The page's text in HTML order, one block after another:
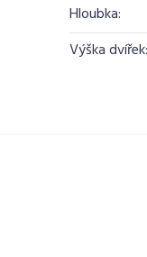
Hloubka:
Výška dvířek: